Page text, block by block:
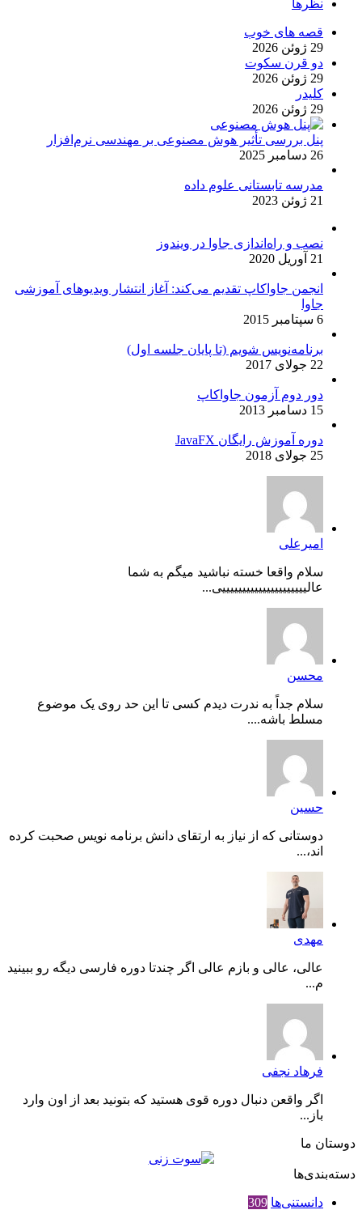
نظرها
قصه های خوب
29 ژوئن 2026
دو قرن سکوت
29 ژوئن 2026
کلیدر
29 ژوئن 2026
پنل بررسی تأثیر هوش مصنوعی بر مهندسی نرم‌افزار
26 دسامبر 2025
مدرسه تابستانی علوم داده
21 ژوئن 2023
نصب و راه‌اندازی جاوا در ویندوز
21 آوریل 2020
انجمن جاواکاپ تقدیم می‌کند: آغاز انتشار ویدیوهای آموزشی
جاوا
6 سپتامبر 2015
برنامه‌نویس شویم (تا پایان جلسه اول)
22 جولای 2017
دور دوم آزمون جاواکاپ
15 دسامبر 2013
دوره آموزش رایگان JavaFX
25 جولای 2018
امیرعلی
سلام واقعا خسته نباشید میگم به شما
عالیییییییییییییییییییییی...
محسن
سلام جداً به ندرت دیدم کسی تا این حد روی یک موضوع
مسلط باشه....
حسین
دوستانی که از نیاز به ارتقای دانش برنامه نویس صحبت کرده
اند،...
مهدی
عالی، عالی و بازم عالی اگر چندتا دوره فارسی دیگه رو ببینید
م...
فرهاد نجفی
اگر واقعن دنبال دوره قوی هستید که بتونید بعد از اون وارد
باز...
دوستان ما
دسته‌بندی‌ها
دانستنی‌ها 309